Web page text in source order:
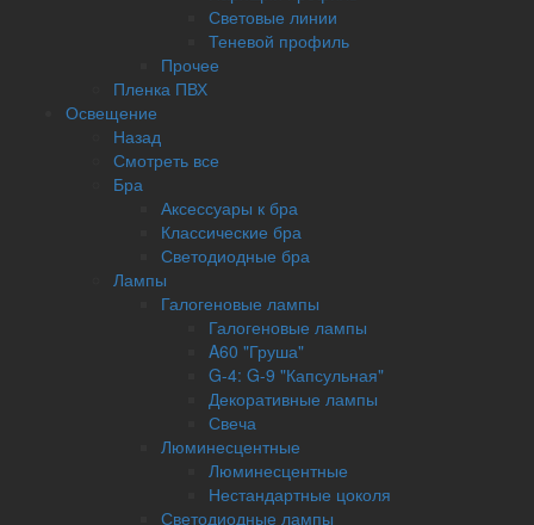
Световые линии
Теневой профиль
Прочее
Пленка ПВХ
Освещение
Назад
Смотреть все
Бра
Аксессуары к бра
Классические бра
Светодиодные бра
Лампы
Галогеновые лампы
Галогеновые лампы
A60 "Груша"
G-4: G-9 "Капсульная"
Декоративные лампы
Свеча
Люминесцентные
Люминесцентные
Нестандартные цоколя
Светодиодные лампы